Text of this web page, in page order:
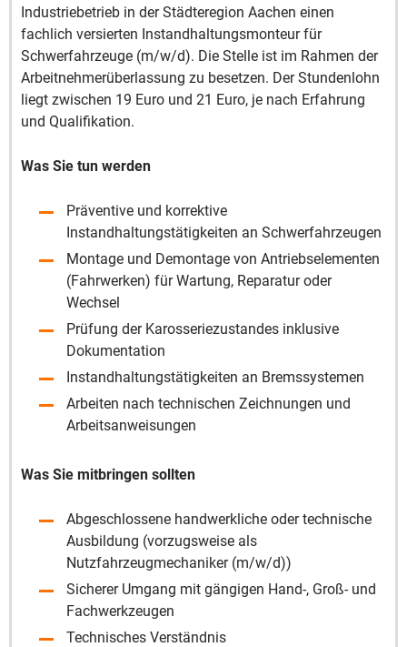
Industriebetrieb in der Städteregion Aachen einen
fachlich versierten Instandhaltungsmonteur für
Schwerfahrzeuge (m/w/d). Die Stelle ist im Rahmen der
Arbeitnehmerüberlassung zu besetzen. Der Stundenlohn
liegt zwischen 19 Euro und 21 Euro, je nach Erfahrung
und Qualifikation.
Was Sie tun werden
Präventive und korrektive
Instandhaltungstätigkeiten an Schwerfahrzeugen
Montage und Demontage von Antriebselementen
(Fahrwerken) für Wartung, Reparatur oder
Wechsel
Prüfung der Karosseriezustandes inklusive
Dokumentation
Instandhaltungstätigkeiten an Bremssystemen
Arbeiten nach technischen Zeichnungen und
Arbeitsanweisungen
Was Sie mitbringen sollten
Abgeschlossene handwerkliche oder technische
Ausbildung (vorzugsweise als
Nutzfahrzeugmechaniker (m/w/d))
Sicherer Umgang mit gängigen Hand-, Groß- und
Fachwerkzeugen
Technisches Verständnis